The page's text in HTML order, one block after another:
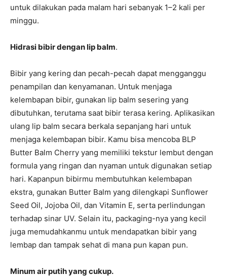
untuk dilakukan pada malam hari sebanyak 1–2 kali per
minggu.
Hidrasi bibir dengan lip balm.
Bibir yang kering dan pecah-pecah dapat mengganggu
penampilan dan kenyamanan. Untuk menjaga
kelembapan bibir, gunakan lip balm sesering yang
dibutuhkan, terutama saat bibir terasa kering. Aplikasikan
ulang lip balm secara berkala sepanjang hari untuk
menjaga kelembapan bibir. Kamu bisa mencoba BLP
Butter Balm Cherry yang memiliki tekstur lembut dengan
formula yang ringan dan nyaman untuk digunakan setiap
hari. Kapanpun bibirmu membutuhkan kelembapan
ekstra, gunakan Butter Balm yang dilengkapi Sunflower
Seed Oil, Jojoba Oil, dan Vitamin E, serta perlindungan
terhadap sinar UV. Selain itu, packaging-nya yang kecil
juga memudahkanmu untuk mendapatkan bibir yang
lembap dan tampak sehat di mana pun kapan pun.
Minum air putih yang cukup.